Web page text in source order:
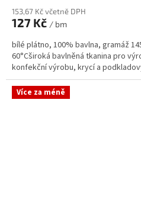
153,67 Kč včetně DPH
127 Kč / bm
bílé plátno, 100% bavlna, gramáž
60°Cširoká bavlněná tkanina pro
konfekční výrobu, krycí a
Více za méně